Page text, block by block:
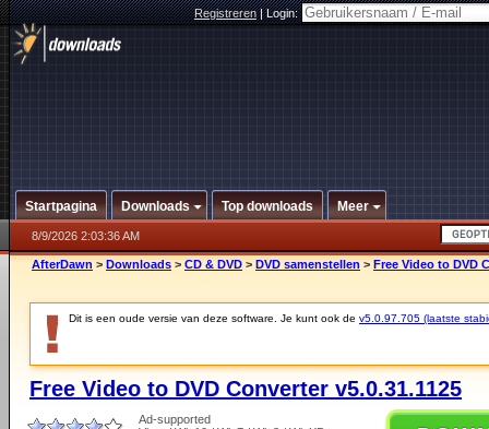
Registreren|Login:
Startpagina Downloads Top downloads Meer
8/9/2026 2:03:36 AM
AfterDawn > Downloads > CD & DVD > DVD samenstellen > Free Video to DVD
Dit is een oude versie van deze software. Je kunt ook de v5.0.97.705 (laatste
Free Video to DVD Converter v5.0.31.1125
Ad-supported